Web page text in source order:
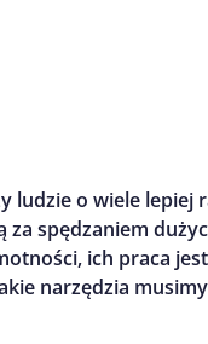
ludzie o wiele lepiej
spędzaniem
ich praca
narzędzia